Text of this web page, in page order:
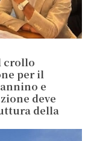
crollo
per il
e
deve
della